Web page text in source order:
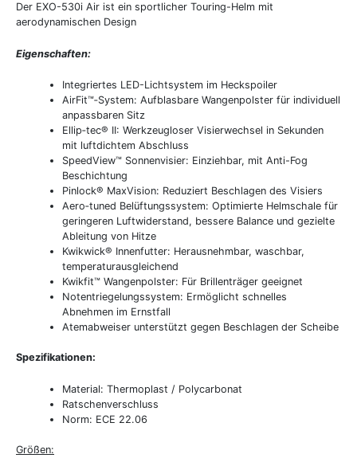
Der EXO-530i Air ist ein sportlicher Touring-Helm mit
aerodynamischen Design
Eigenschaften:
Integriertes LED-Lichtsystem im Heckspoiler
AirFit™‑System: Aufblasbare Wangenpolster für individuell
anpassbaren Sitz
Ellip‑tec® II: Werkzeugloser Visierwechsel in Sekunden
mit luftdichtem Abschluss
SpeedView™ Sonnenvisier: Einziehbar, mit Anti-Fog
Beschichtung
Pinlock® MaxVision: Reduziert Beschlagen des Visiers
Aero‑tuned Belüftungssystem: Optimierte Helmschale für
geringeren Luftwiderstand, bessere Balance und gezielte
Ableitung von Hitze
Kwikwick® Innenfutter: Herausnehmbar, waschbar,
temperaturausgleichend
Kwikfit™ Wangenpolster: Für Brillenträger geeignet
Notentriegelungssystem: Ermöglicht schnelles
Abnehmen im Ernstfall
Atemabweiser unterstützt gegen Beschlagen der Scheibe
Spezifikationen:
Material: Thermoplast / Polycarbonat
Ratschenverschluss
Norm: ECE 22.06
Größen: